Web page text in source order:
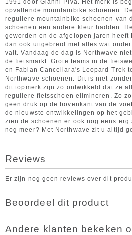
1991 door Gianni Piva. Het merk is
opvallende mountainbike schoenen.
reguliere mountainbike schoenen van
schoenen een andere kleur hadden.
geworden en de afgelopen jaren heeft
dan ook uitgebreid met alles wat
valt. Vandaag de dag is Northwave
de fietsmarkt. Grote teams in de
en Fabian Cancellara's Leopard-Trek
Northwave schoenen. Dit is niet
dit topmerk zijn zo ontwikkeld dat ze
reguliere fietsschoen elimineren. Zo
geen druk op de bovenkant van de
de nieuwste ontwikkelingen op het
zien de schoenen er ook nog eens
nog meer? Met Northwave zit u altijd
Reviews
Er zijn nog geen reviews over dit
Beoordeel dit product
Andere klanten bekeken